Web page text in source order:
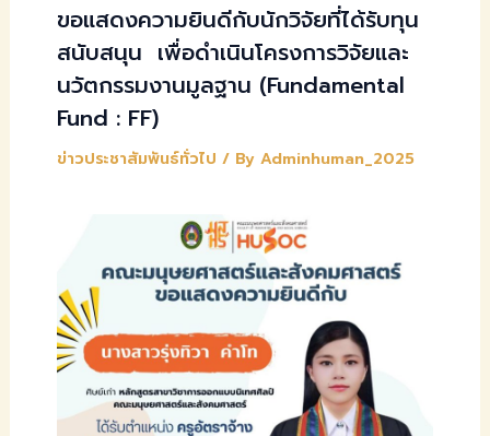
ขอแสดงความยินดีกับนักวิจัยที่ได้รับทุน
สนับสนุน เพื่อดำเนินโครงการวิจัยและ
นวัตกรรมงานมูลฐาน (Fundamental
Fund : FF)
ข่าวประชาสัมพันธ์ทั่วไป / By Adminhuman_2025